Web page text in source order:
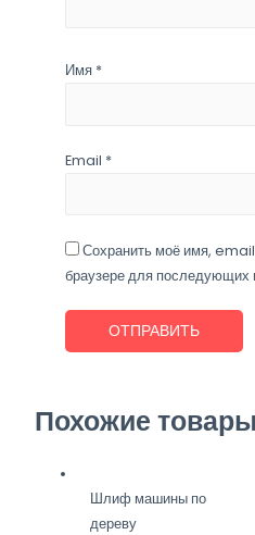
Имя *
Email *
Сохранить моё имя, email
браузере для последующих
Похожие товары
Шлиф машины по
дереву